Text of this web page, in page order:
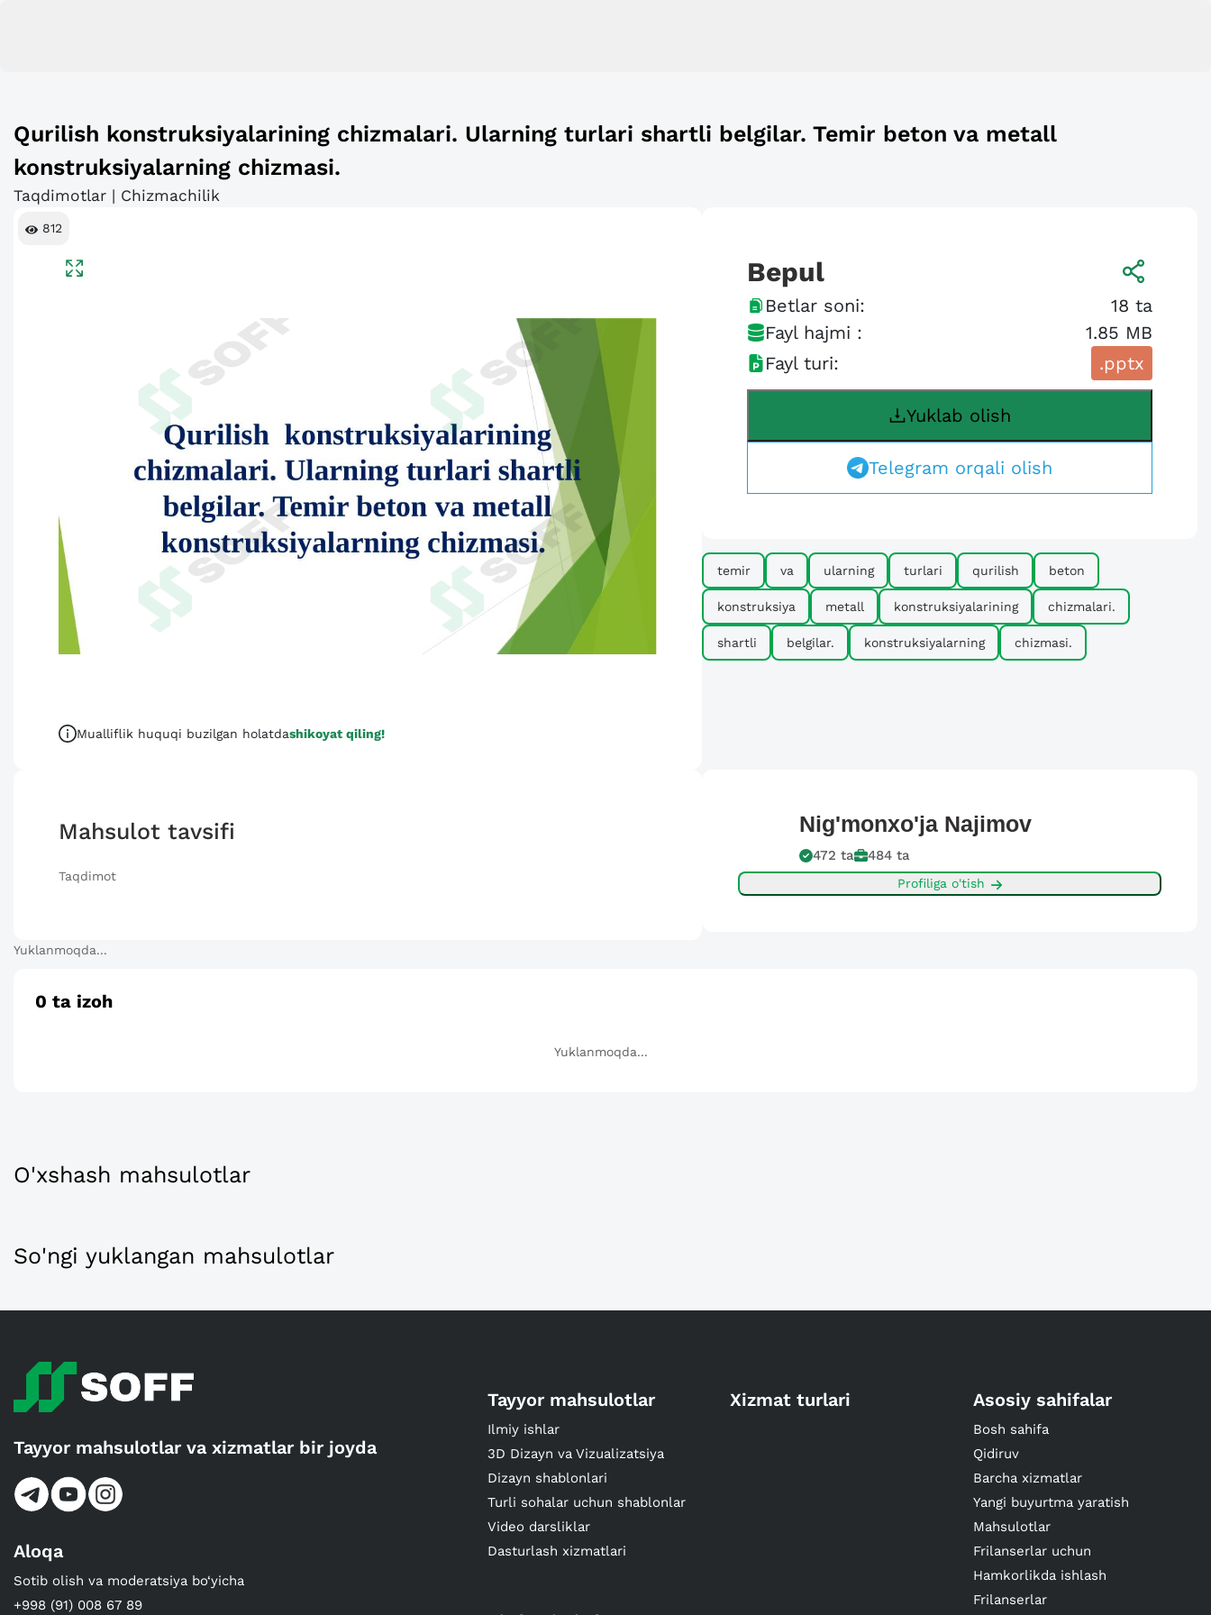
Qurilish konstruksiyalarining chizmalari. Ularning turlari shartli belgilar. Temir beton va metall
konstruksiyalarning chizmasi.
Taqdimotlar | Chizmachilik
812
Mualliflik huquqi buzilgan holatdashikoyat qiling!
Bepul
Betlar soni: 18 ta
Fayl hajmi :
1.85 MB
Fayl turi:
.pptx
Yuklab olish
Telegram orqali olish
temir va ularning turlari qurilish beton
konstruksiya metall konstruksiyalarining chizmalari.
shartli belgilar. konstruksiyalarning chizmasi.
Mahsulot tavsifi
Taqdimot
Nig'monxo'ja Najimov
472 ta 484 ta
Profiliga o'tish
Yuklanmoqda...
0 ta izoh
Yuklanmoqda...
O'xshash mahsulotlar
So'ngi yuklangan mahsulotlar
Tayyor mahsulotlar va xizmatlar bir joyda
Aloqa
Sotib olish va moderatsiya bo‘yicha
+998 (91) 008 67 89
Tayyor mahsulotlar
Ilmiy ishlar
3D Dizayn va Vizualizatsiya
Dizayn shablonlari
Turli sohalar uchun shablonlar
Video darsliklar
Dasturlash xizmatlari
Xizmat turlari Asosiy sahifalar
Bosh sahifa
Qidiruv
Barcha xizmatlar
Yangi buyurtma yaratish
Mahsulotlar
Frilanserlar uchun
Hamkorlikda ishlash
Frilanserlar